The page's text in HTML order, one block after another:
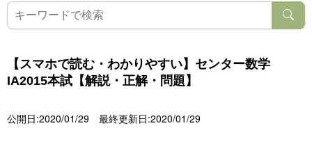
【スマホで読む・わかりやすい】センター数学
IA2015本試【解説・正解・問題】
公開日:2020/01/29 最終更新日:2020/01/29